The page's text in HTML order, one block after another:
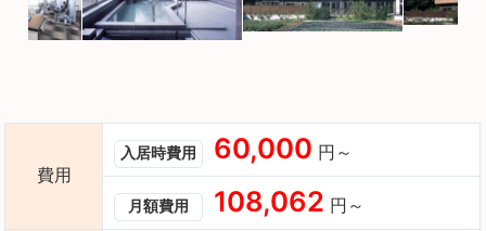
費用
入居時費用 60,000 円～
月額費用 108,062 円～